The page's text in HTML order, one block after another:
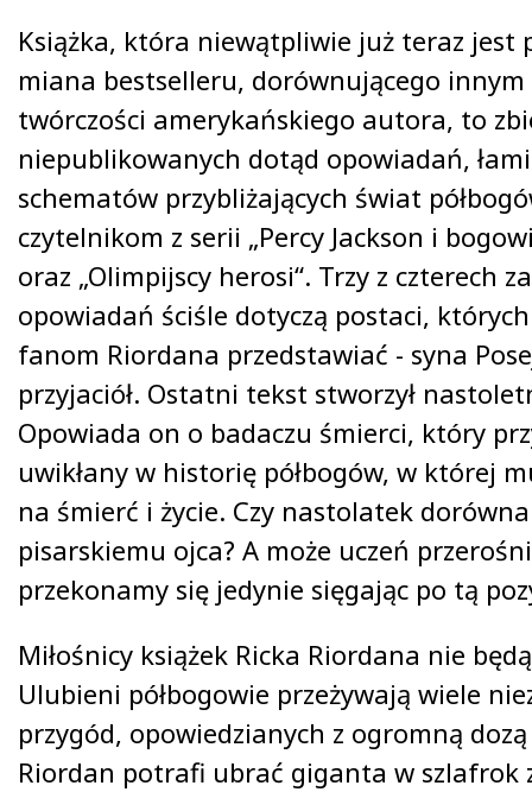
Książka, która niewątpliwie już teraz jest
miana bestselleru, dorównującego innym
twórczości amerykańskiego autora, to
niepublikowanych dotąd opowiadań,
schematów przybliżających świat
czytelnikom z serii „Percy Jackson i
oraz „Olimpijscy herosi“. Trzy z czterech
opowiadań ściśle dotyczą postaci,
fanom Riordana przedstawiać - syna
przyjaciół. Ostatni tekst stworzył
Opowiada on o badaczu śmierci, który
uwikłany w historię półbogów, w której
na śmierć i życie. Czy nastolatek
pisarskiemu ojca? A może uczeń
przekonamy się jedynie sięgając po tą
Miłośnicy książek Ricka Riordana nie
Ulubieni półbogowie przeżywają wiele
przygód, opowiedzianych z ogromną
Riordan potrafi ubrać giganta w szlafrok